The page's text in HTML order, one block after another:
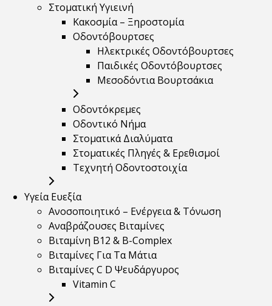
Στοματική Υγιεινή
Κακοσμία – Ξηροστομία
Οδοντόβουρτσες
Ηλεκτρικές Οδοντόβουρτσες
Παιδικές Οδοντόβουρτσες
Μεσοδόντια Βουρτσάκια
Οδοντόκρεμες
Οδοντικό Νήμα
Στοματικά Διαλύματα
Στοματικές Πληγές & Ερεθισμοί
Τεχνητή Οδοντοστοιχία
Υγεία Ευεξία
Ανοσοποιητικό – Ενέργεια & Τόνωση
Αναβράζουσες Βιταμίνες
Βιταμίνη B12 & Β-Complex
Βιταμίνες Για Τα Μάτια
Βιταμίνες C D Ψευδάργυρος
Vitamin C